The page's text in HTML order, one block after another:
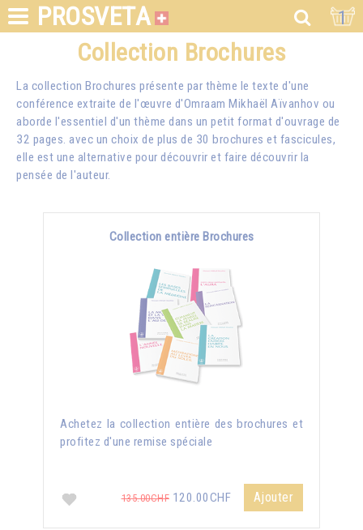
PROSVETA 1
Collection Brochures
La collection Brochures présente par thème le texte d'une
conférence extraite de l'œuvre d'Omraam Mikhaël Aïvanhov ou
aborde l'essentiel d'un thème dans un petit format d'ouvrage de
32 pages. avec un choix de plus de 30 brochures et fascicules,
elle est une alternative pour découvrir et faire découvrir la
pensée de l'auteur.
Collection entière Brochures
Achetez la collection entière des brochures et
profitez d'une remise spéciale
135.00CHF 120.00CHF Ajouter